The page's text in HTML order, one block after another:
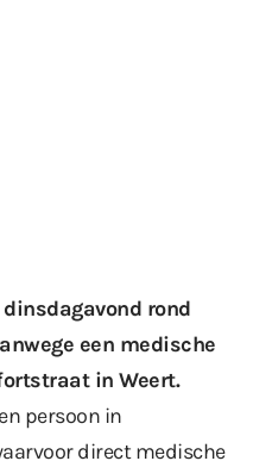
rond
een medische
in Weert.
persoon in
direct medische